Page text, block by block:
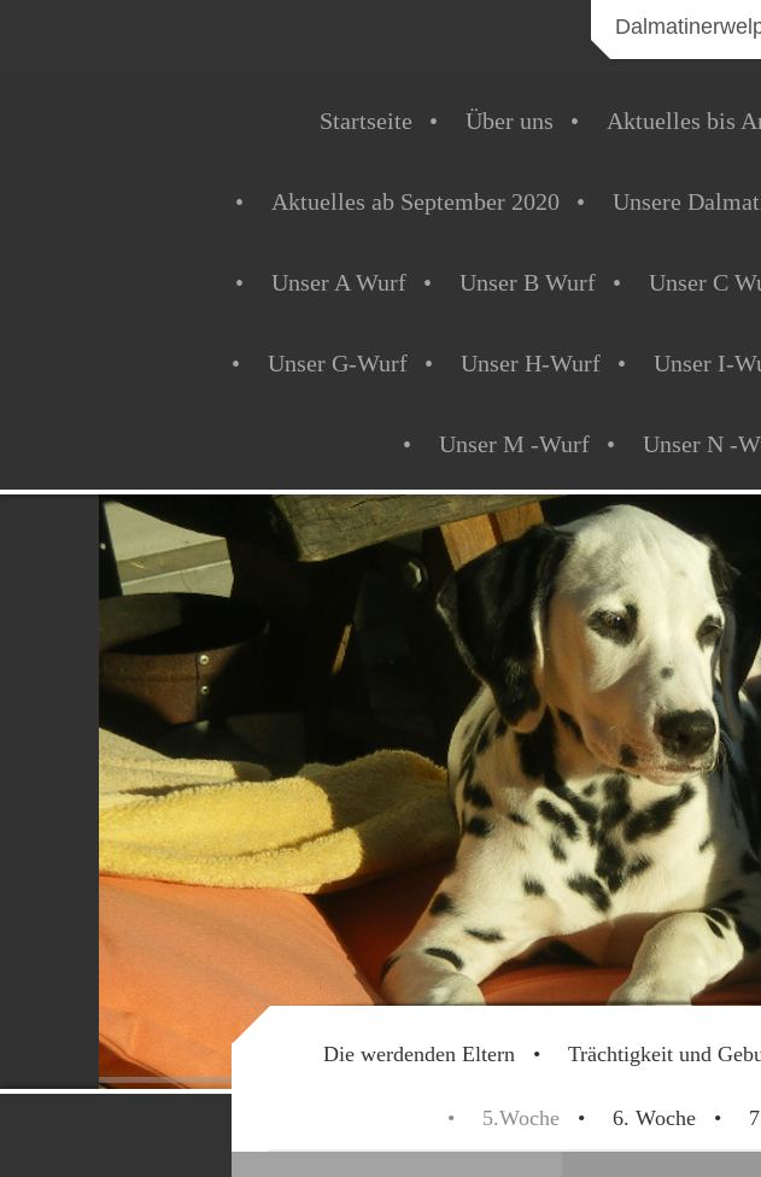
Startseite Über uns Aktuelles bis
Aktuelles ab September 2020 Unsere
Unser A Wurf Unser B Wurf Unser C
Unser G-Wurf Unser H-Wurf Unser I-
Unser M -Wurf Unser N -
Die werdenden Eltern Trächtigkeit und
5.Woche 6. Woche